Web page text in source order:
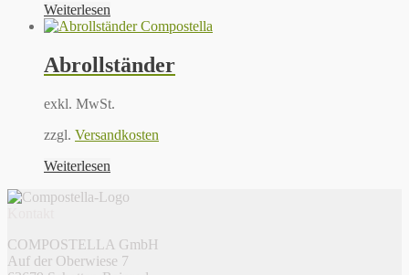
Weiterlesen
Abrollständer
exkl. MwSt.
zzgl. Versandkosten
Weiterlesen
COMPOSTELLA GmbH
Auf der Oberwiese 7